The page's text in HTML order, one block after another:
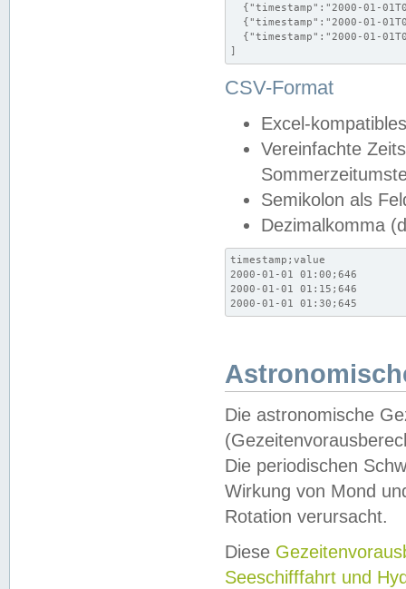
{"timestamp":"2000-01-
{"timestamp":"2000-01-
{"timestamp":"2000-01-
]
CSV-Format
Excel-
Vereinfachte
Semikolon als
Dezimalkomma
timestamp;value
2000-01-01 01:00;646
2000-01-01 01:15;646
2000-01-01 01:30;645
Die astronomische
Die periodischen
Wirkung von Mond
Rotation verursacht.
Diese
Seeschifffahrt und